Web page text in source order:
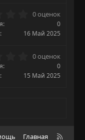
в
з
0
0
в
з
0 оценок
0
16 Май 2025
0
0
0 оценок
0
15 Май 2025
Главная R